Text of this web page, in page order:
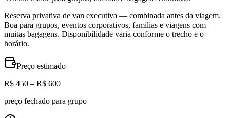
Reserva privativa de van executiva — combinada antes da viagem.
Boa para grupos, eventos corporativos, famílias e viagens com
muitas bagagens. Disponibilidade varia conforme o trecho e o
horário.
Preço estimado
R$ 450 – R$ 600
preço fechado para grupo